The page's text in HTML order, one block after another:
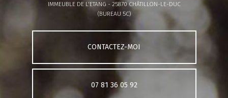
IMMEUBLE DE L'ETANG - 25870 CHÂTILLON-LE-DUC
(BUREAU 5C)
CONTACTEZ-MOI
07 81 36 05 92